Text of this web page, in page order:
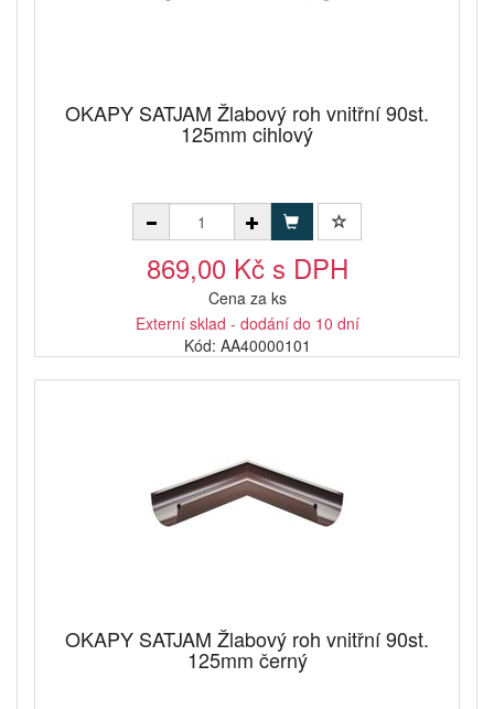
OKAPY SATJAM Žlabový roh vnitřní 90st.
125mm cihlový
869,00 Kč s DPH
Cena za ks
Externí sklad - dodání do 10 dní
Kód: AA40000101
OKAPY SATJAM Žlabový roh vnitřní 90st.
125mm černý